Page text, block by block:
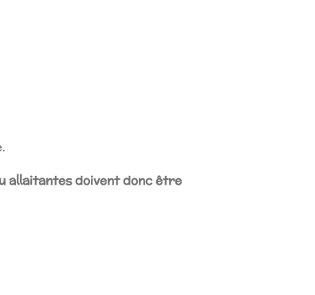
allaitantes doivent donc être